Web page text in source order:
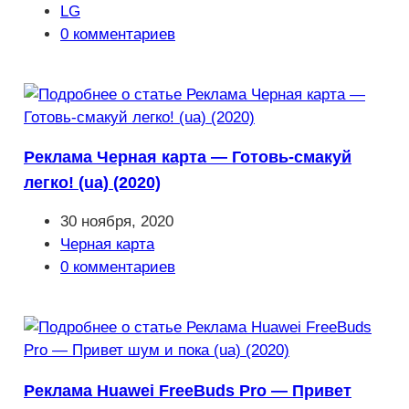
опубликована:
Рубрика
записи:
LG
Комментарии
0 комментариев
Реклама Черная карта — Готовь-смакуй
легко! (ua) (2020)
Запись
опубликована:
30 ноября, 2020
Рубрика
записи:
Черная карта
Комментарии
0 комментариев
Реклама Huawei FreeBuds Pro — Привет